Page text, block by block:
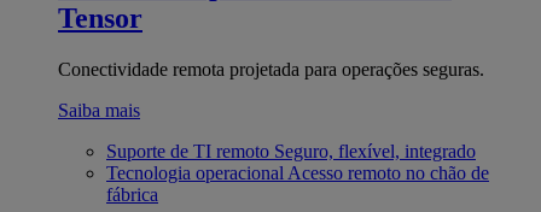
Tensor
Conectividade remota projetada para operações seguras.
Saiba mais
Suporte de TI remoto Seguro, flexível, integrado
Tecnologia operacional Acesso remoto no chão de
fábrica